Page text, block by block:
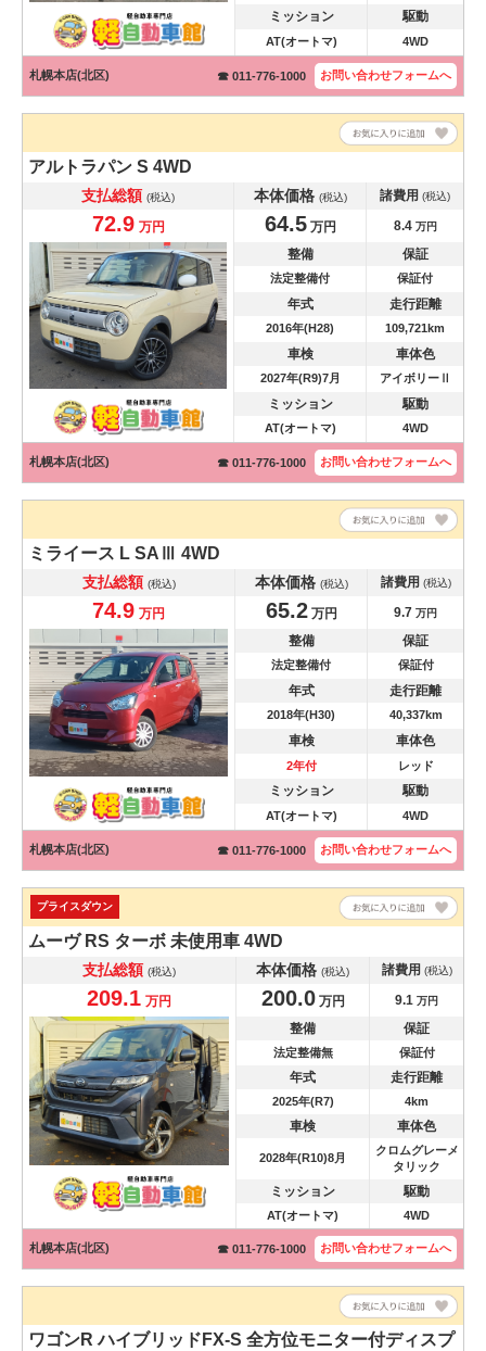
ミッション 駆動
AT(オートマ) 4WD
札幌本店(北区) ☎ 011-776-1000 お問い合わせフォームへ
アルトラパン S 4WD
支払総額 (税込) 本体価格 (税込) 諸費用 (税込)
72.9 万円 64.5万円 8.4万円
整備 保証
法定整備付 保証付
年式 走行距離
2016年(H28) 109,721km
車検 車体色
2027年(R9)7月 アイボリーⅡ
ミッション 駆動
AT(オートマ) 4WD
札幌本店(北区) ☎ 011-776-1000 お問い合わせフォームへ
ミライース L SAⅢ 4WD
支払総額 (税込) 本体価格 (税込) 諸費用 (税込)
74.9 万円 65.2万円 9.7 万円
整備 保証
法定整備付 保証付
年式 走行距離
2018年(H30) 40,337km
車検 車体色
2年付 レッド
ミッション 駆動
AT(オートマ) 4WD
札幌本店(北区) ☎ 011-776-1000 お問い合わせフォームへ
プライスダウン
ムーヴ RS ターボ 未使用車 4WD
支払総額 (税込) 本体価格 (税込) 諸費用 (税込)
209.1 万円 200.0万円 9.1 万円
整備 保証
法定整備無 保証付
年式 走行距離
2025年(R7) 4km
車検 車体色
2028年(R10)8月
クロムグレーメ
タリック
ミッション 駆動
AT(オートマ) 4WD
札幌本店(北区) ☎ 011-776-1000 お問い合わせフォームへ
ワゴンRハイブリッドFX-S 全方位モニター付ディスプ